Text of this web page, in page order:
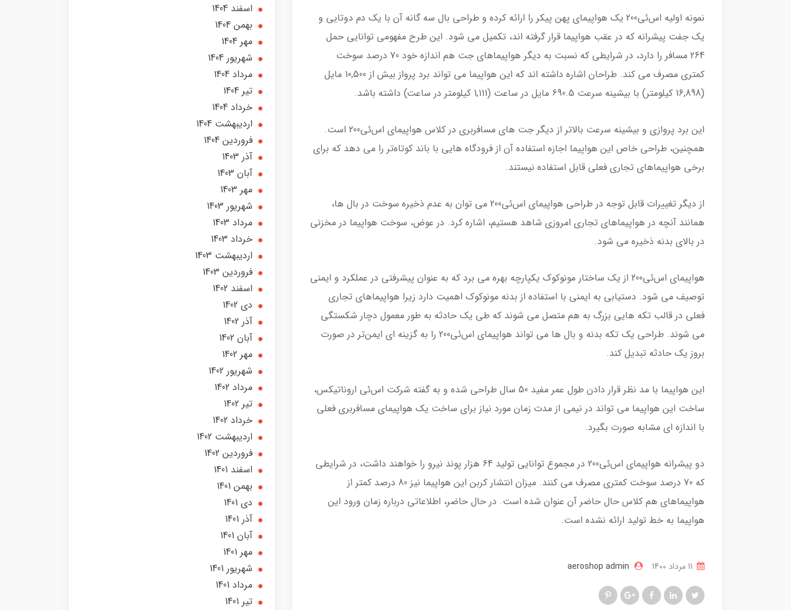
نمونه اولیه اس‌ئی200 یک هواپیمای پهن پیکر را ارائه کرده و طراحی بال سه گانه آن با یک دم دوتایی و
یک جفت پیشرانه که در عقب هواپیما قرار گرفته اند، تکمیل می شود. این طرح مفهومی توانایی حمل
264 مسافر را دارد، در شرایطی که نسبت به دیگر هواپیماهای جت هم اندازه خود 70 درصد سوخت
کمتری مصرف می کند. طراحان اشاره داشته اند که این هواپیما می تواند برد پرواز بیش از 10,500 مایل
(16,898 کیلومتر) با بیشینه سرعت 690.5 مایل در ساعت (1,111 کیلومتر در ساعت) داشته باشد.
این برد پروازی و بیشینه سرعت بالاتر از دیگر جت های مسافربری در کلاس هواپیمای اس‌ئی200 است.
همچنین، طراحی خاص این هواپیما اجازه استفاده آن از فرودگاه هایی با باند کوتاه‌تر را می دهد که برای
برخی هواپیماهای تجاری فعلی قابل استفاده نیستند.
از دیگر تغییرات قابل توجه در طراحی هواپیمای اس‌ئی200 می توان به عدم ذخیره سوخت در بال ها،
همانند آنچه در هواپیماهای تجاری امروزی شاهد هستیم، اشاره کرد. در عوض، سوخت هواپیما در مخزنی
در بالای بدنه ذخیره می شود.
هواپیمای اس‌ئی200 از یک ساختار مونوکوک یکپارچه بهره می برد که به عنوان پیشرفتی در عملکرد و ایمنی
توصیف می شود. دستیابی به ایمنی با استفاده از بدنه مونوکوک اهمیت دارد زیرا هواپیماهای تجاری
فعلی در قالب تکه هایی بزرگ به هم متصل می شوند که طی یک حادثه به طور معمول دچار شکستگی
می شوند. طراحی یک تکه بدنه و بال ها می تواند هواپیمای اس‌ئی200 را به گزینه ای ایمن‌تر در صورت
بروز یک حادثه تبدیل کند.
این هواپیما با مد نظر قرار دادن طول عمر مفید 50 سال طراحی شده و به گفته شرکت اس‌ئی اروناتیکس،
ساخت این هواپیما می تواند در نیمی از مدت زمان مورد نیاز برای ساخت یک هواپیمای مسافربری فعلی
با اندازه ای مشابه صورت بگیرد.
دو پیشرانه هواپیمای اس‌ئی200 در مجموع توانایی تولید 64 هزار پوند نیرو را خواهند داشت، در شرایطی
که 70 درصد سوخت کمتری مصرف می کنند. میزان انتشار کربن این هواپیما نیز 80 درصد کمتر از
هواپیماهای هم کلاس حال حاضر آن عنوان شده است. در حال حاضر، اطلاعاتی درباره زمان ورود این
هواپیما به خط تولید ارائه نشده است.
aeroshop admin
اسفند 1404
بهمن 1404
مهر 1404
شهریور 1404
مرداد 1404
تير 1404
خرداد 1404
ارديبهشت 1404
فروردین 1404
آذر 1403
آبان 1403
مهر 1403
شهریور 1403
مرداد 1403
خرداد 1403
ارديبهشت 1403
فروردین 1403
اسفند 1402
دی 1402
آذر 1402
آبان 1402
مهر 1402
شهریور 1402
مرداد 1402
تير 1402
خرداد 1402
ارديبهشت 1402
فروردین 1402
اسفند 1401
بهمن 1401
دی 1401
آذر 1401
آبان 1401
مهر 1401
شهریور 1401
مرداد 1401
تير 1401